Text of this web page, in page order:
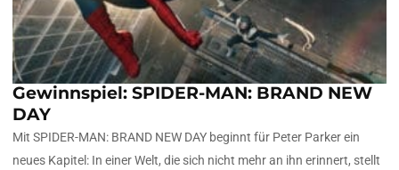
Gewinnspiel: SPIDER-MAN: BRAND NEW
DAY
Mit SPIDER-MAN: BRAND NEW DAY beginnt für Peter Parker ein
neues Kapitel: In einer Welt, die sich nicht mehr an ihn erinnert, stellt